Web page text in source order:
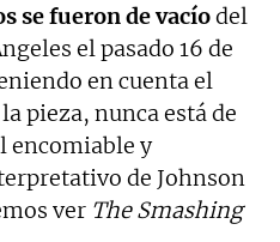
se fueron de vacíodel
el pasado 16 de
en cuenta el
pieza, nunca está de
encomiable y
de Johnson
ver The Smashing